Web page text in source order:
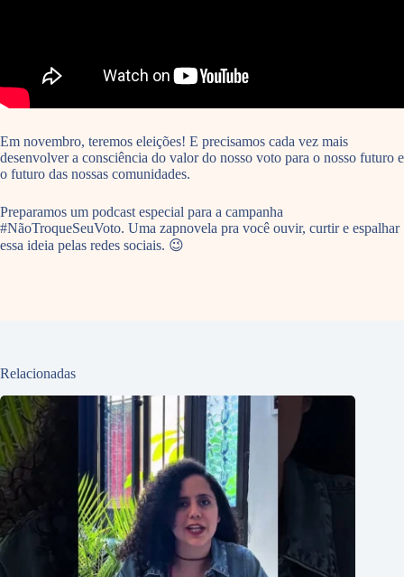
Em novembro, teremos eleições! E precisamos cada vez mais
desenvolver a consciência do valor do nosso voto para o nosso futuro e
o futuro das nossas comunidades.
Preparamos um podcast especial para a campanha
#NãoTroqueSeuVoto. Uma zapnovela pra você ouvir, curtir e espalhar
essa ideia pelas redes sociais. 😉
Relacionadas